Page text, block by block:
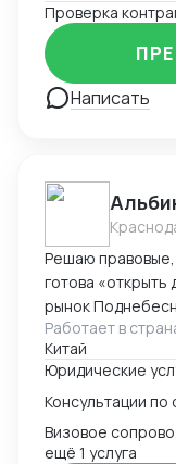
Проверка
Написать
Решаю правовые,
готова
рынок
Работает в
Китай
Юридические
Визовое
ещё 1 услуга